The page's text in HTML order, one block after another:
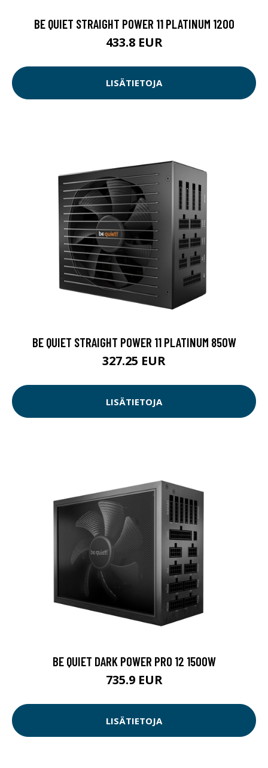
BE QUIET STRAIGHT POWER 11 PLATINUM 1200
433.8 EUR
LISÄTIETOJA
BE QUIET STRAIGHT POWER 11 PLATINUM 850W
327.25 EUR
LISÄTIETOJA
BE QUIET DARK POWER PRO 12 1500W
735.9 EUR
LISÄTIETOJA